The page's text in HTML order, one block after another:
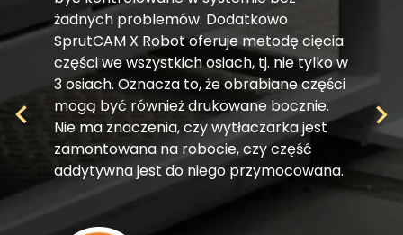
żadnych problemów. Dodatkowo
SprutCAM X Robot oferuje metodę cięcia
części we wszystkich osiach, tj. nie tylko w
3 osiach. Oznacza to, że obrabiane części
mogą być również drukowane bocznie.
Nie ma znaczenia, czy wytłaczarka jest
zamontowana na robocie, czy część
addytywna jest do niego przymocowana.